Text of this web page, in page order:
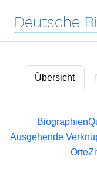
Deutsche
Übersicht
Biographien
Ausgehende
Orte